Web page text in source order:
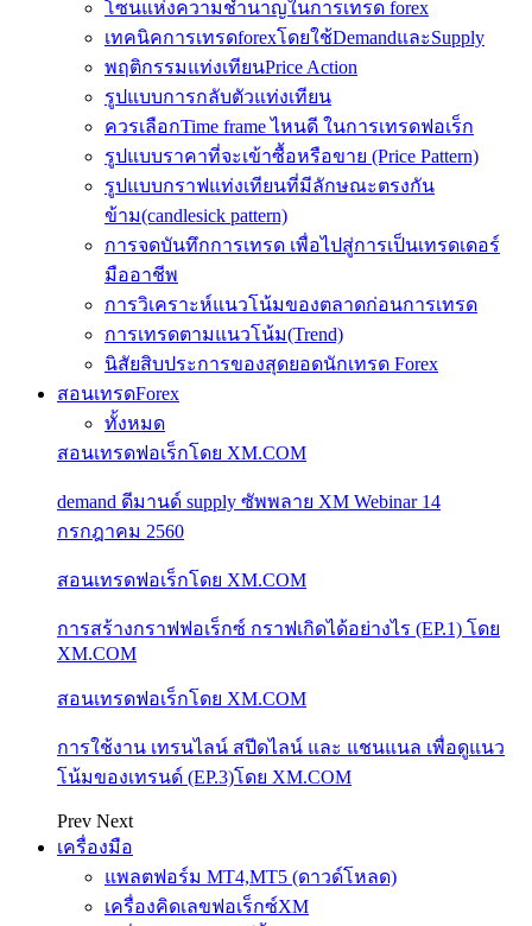
โซนแห่งความชำนาญในการเทรด forex
เทคนิคการเทรดforexโดยใช้DemandและSupply
พฤติกรรมแท่งเทียนPrice Action
รูปแบบการกลับตัวแท่งเทียน
ควรเลือกTime frame ไหนดี ในการเทรดฟอเร็ก
รูปแบบราคาที่จะเข้าซื้อหรือขาย (Price Pattern)
รูปแบบกราฟแท่งเทียนที่มีลักษณะตรงกัน
ข้าม(candlesick pattern)
การจดบันทึกการเทรด เพื่อไปสู่การเป็นเทรดเดอร์
มืออาชีพ
การวิเคราะห์แนวโน้มของตลาดก่อนการเทรด
การเทรดตามแนวโน้ม(Trend)
นิสัยสิบประการของสุดยอดนักเทรด Forex
สอนเทรดForex
ทั้งหมด
สอนเทรดฟอเร็กโดย XM.COM
demand ดีมานด์ supply ซัพพลาย XM Webinar 14
กรกฎาคม 2560
สอนเทรดฟอเร็กโดย XM.COM
การสร้างกราฟฟอเร็กซ์ กราฟเกิดได้อย่างไร (EP.1) โดย
XM.COM
สอนเทรดฟอเร็กโดย XM.COM
การใช้งาน เทรนไลน์ สปีดไลน์ และ แชนแนล เพื่อดูแนว
โน้มของเทรนด์ (EP.3)โดย XM.COM
Prev Next
เครื่องมือ
แพลตฟอร์ม MT4,MT5 (ดาวด์โหลด)
เครื่องคิดเลขฟอเร็กซ์XM